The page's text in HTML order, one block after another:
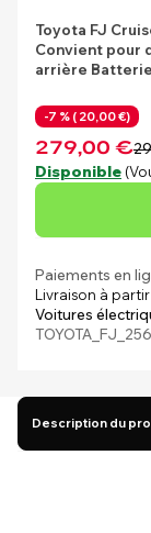
Toyota FJ
Convient pour
arrière
-7 % ( 20,00 €)
279,00 €
Disponible
Paiements en
Livraison à
Voitures
Description du